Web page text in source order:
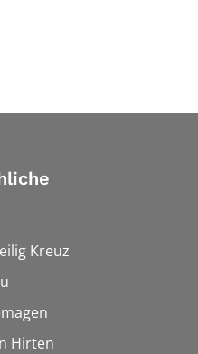
Kreuz
Hirten